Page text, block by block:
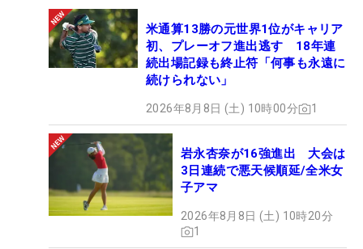
米通算13勝の元世界1位がキャリア
初、プレーオフ進出逃す 18年連
続出場記録も終止符「何事も永遠に
続けられない」
2026年8月8日 (土) 10時00分 1
岩永杏奈が16強進出 大会は
3日連続で悪天候順延/全米女
子アマ
2026年8月8日 (土) 10時20分
1